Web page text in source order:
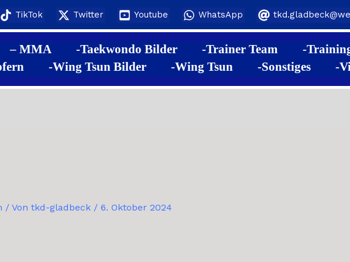
TikTok Twitter Youtube WhatsApp
– MMA -Taekwondo Bilder -Trainer Team -
-Wing Tsun Bilder -Wing Tsun -Sonstiges -
/ Von tkd-gladbeck / 6. Oktober 2024